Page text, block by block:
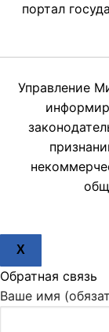
портал
Управление
X
Обратная связь
Ваше имя